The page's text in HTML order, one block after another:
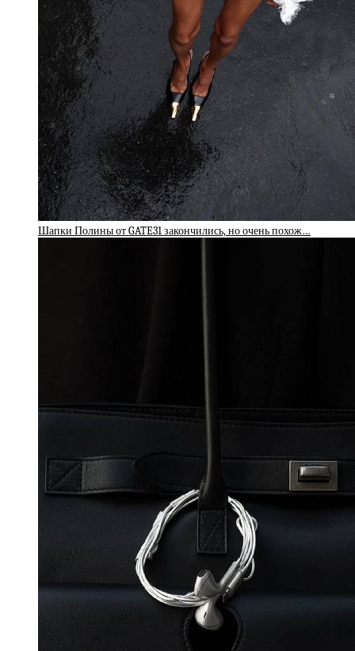
Шапки Полины от GATE31 закончились, но очень похож…